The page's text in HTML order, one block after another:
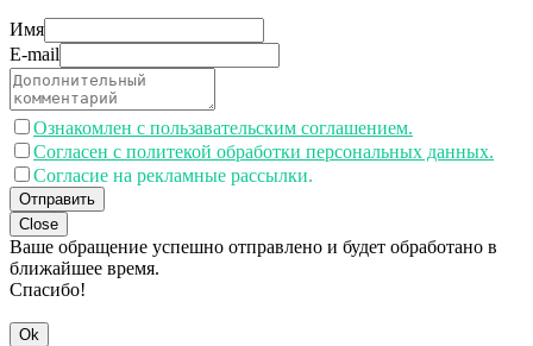
Имя
E-mail
Ознакомлен с пользавательским соглашением.
Согласен с политекой обработки персональных данных.
Согласие на рекламные рассылки.
Отправить
Close
Ваше обращение успешно отправлено и будет обработано в
ближайшее время.
Спасибо!
Ok